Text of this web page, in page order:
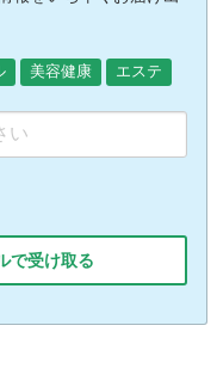
美容健康 エステ
で受け取る